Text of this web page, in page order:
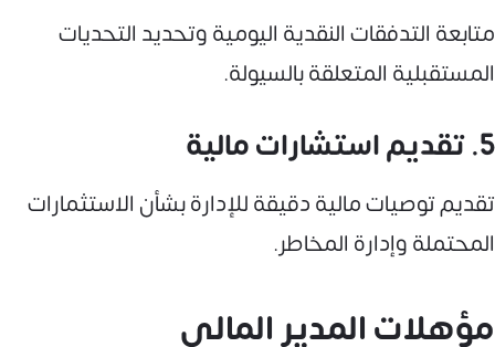
متابعة التدفقات النقدية اليومية وتحديد التحديات
المستقبلية المتعلقة بالسيولة.
5. تقديم استشارات مالية
تقديم توصيات مالية دقيقة للإدارة بشأن الاستثمارات
المحتملة وإدارة المخاطر.
مؤهلات المدير المالي